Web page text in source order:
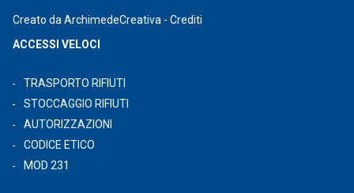
Creato daArchimedeCreativa - Crediti
ACCESSI VELOCI
TRASPORTO RIFIUTI
STOCCAGGIO RIFIUTI
AUTORIZZAZIONI
CODICE ETICO
MOD 231